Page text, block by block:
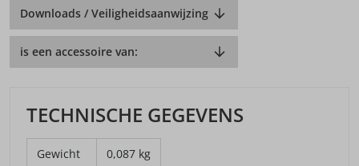
Downloads / Veiligheidsaanwijzing
is een accessoire van:
TECHNISCHE GEGEVENS
Gewicht
0,087 kg